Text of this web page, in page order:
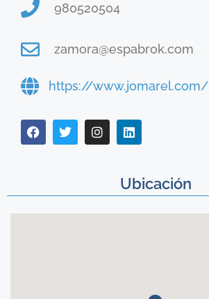
980520504
zamora@espabrok.com
https://www.jomarel.com/
Ubicación